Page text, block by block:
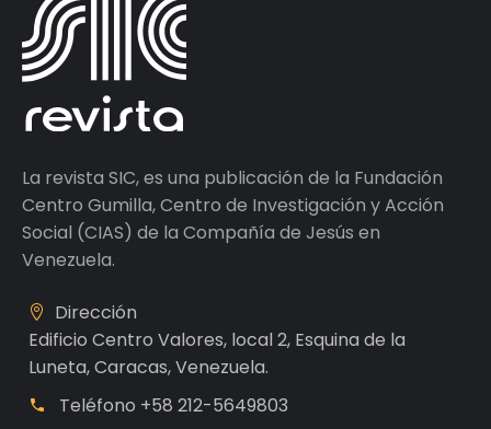
La revista SIC, es una publicación de la Fundación
Centro Gumilla, Centro de Investigación y Acción
Social (CIAS) de la Compañía de Jesús en
Venezuela.
Dirección
Edificio Centro Valores, local 2, Esquina de la
Luneta, Caracas, Venezuela.
Teléfono +58 212-5649803